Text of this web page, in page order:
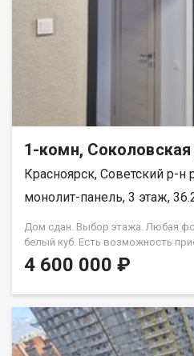
1-комн, Соколовская
Красноярск, Советский р-н
монолит-панель, 3 этаж,
Дом сдан. Выбор этажа. Любая
белый куб. Есть возможность
Аринский, под семейную ипотеку
весь срок кредита. Совкомбанк
4 600 000 ₽